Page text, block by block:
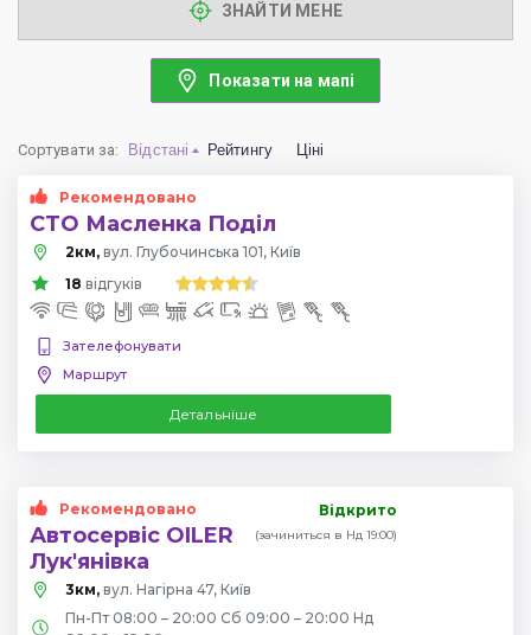
ЗНАЙТИ МЕНЕ
Показати на мапі
Сортувати за: Відстані Рейтингу Ціні
Рекомендовано
СТО Масленка Поділ
2км, вул. Глубочинська 101, Київ
18 відгуків
Зателефонувати
Маршрут
Детальніше
Рекомендовано
Автосервіс OILER
Лук'янівка
Відкрито
(зачиниться в Нд 19:00)
3км, вул. Нагірна 47, Київ
Пн-Пт 08:00 – 20:00 Сб 09:00 – 20:00 Нд